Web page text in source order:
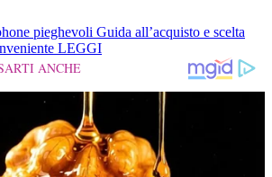
pieghevoli Guida all’acquisto e scelta
LEGGI